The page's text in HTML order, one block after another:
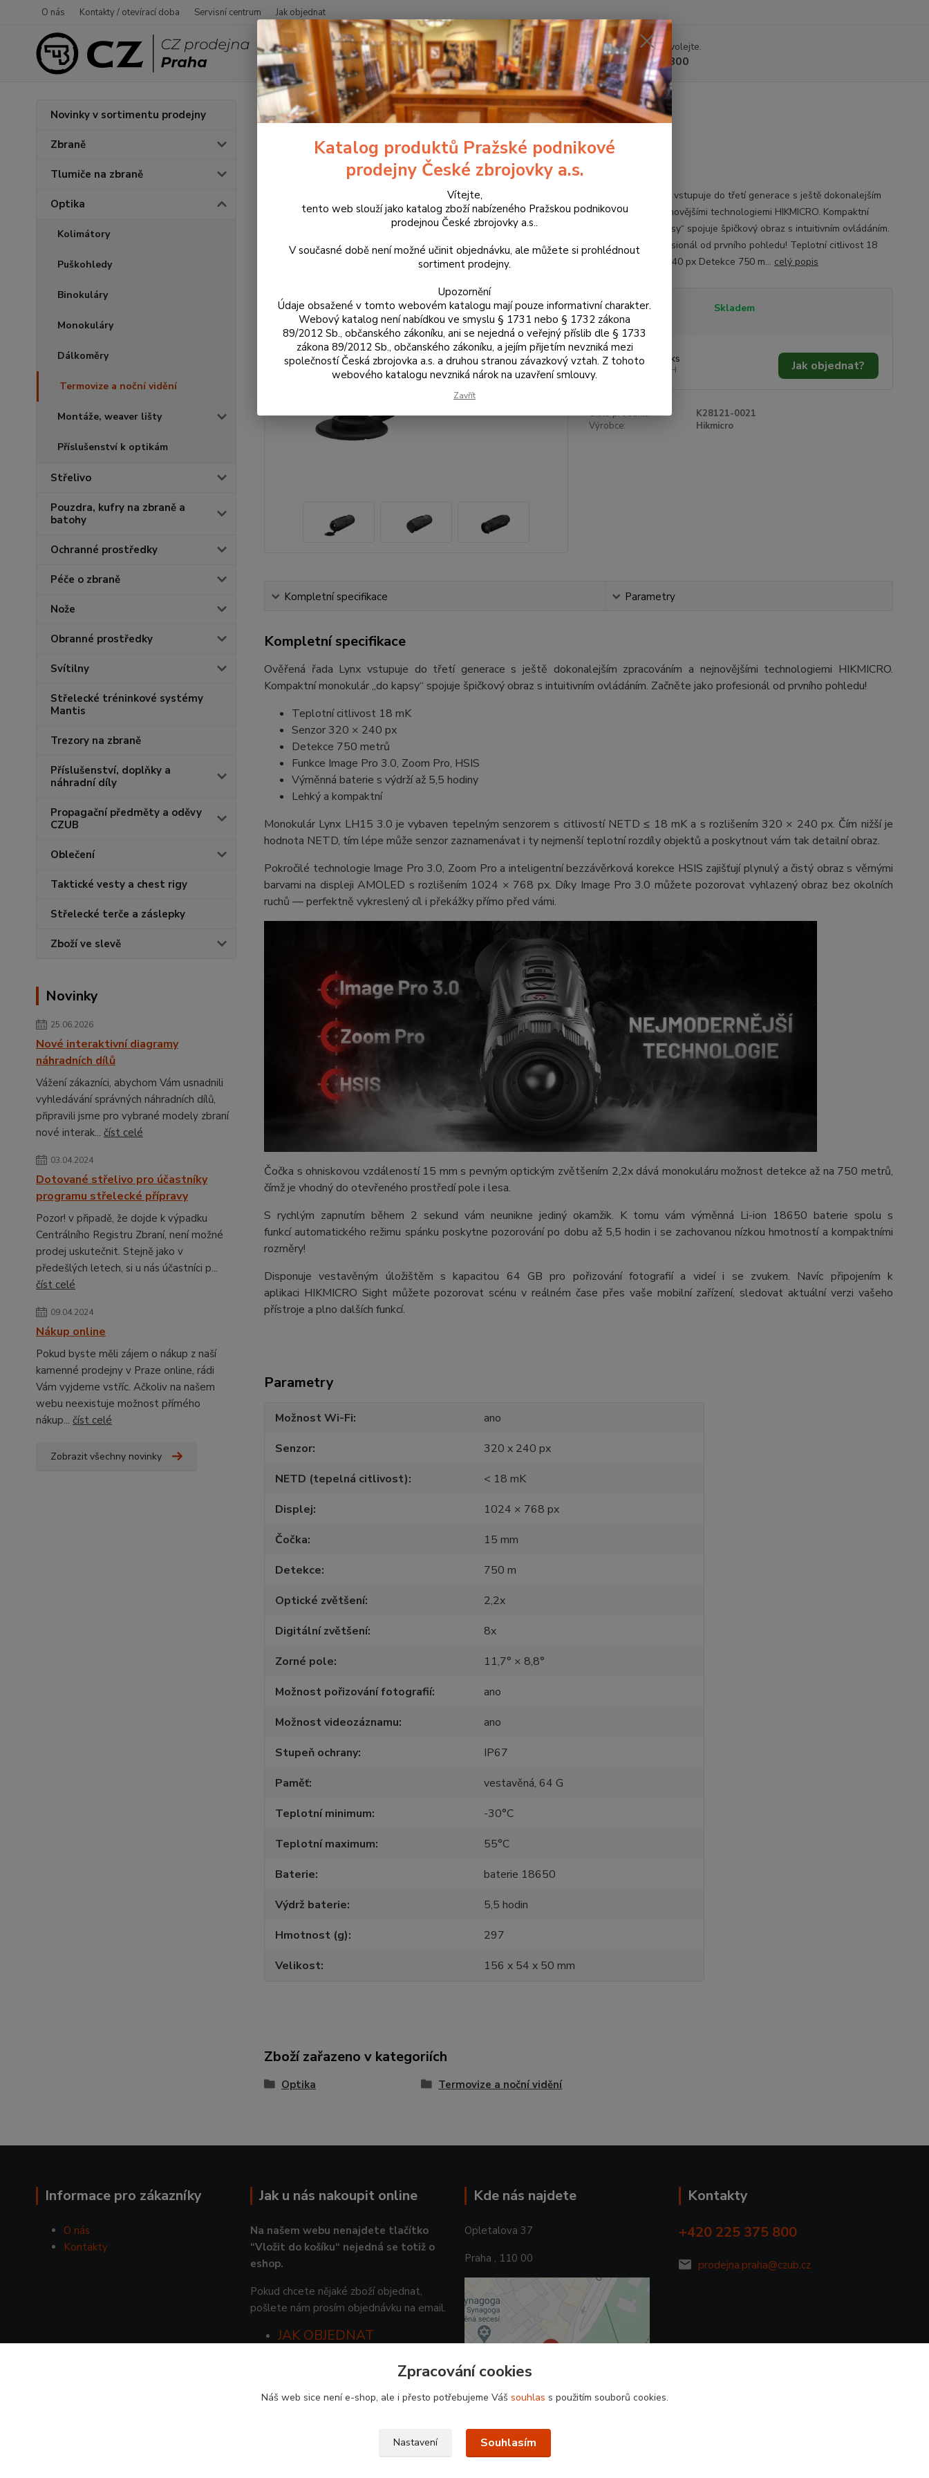
O nás Kontakty / otevírací doba Servisní centrum Jak objednat
Hledat Nevíte si rady? Zavolejte.
+420 225 375 800
Novinky v sortimentu prodejny
Zbraně
Tlumiče na zbraně
Optika
Kolimátory
Puškohledy
Binokuláry
Monokuláry
Dálkoměry
Termovize a noční vidění
Montáže, weaver lišty
Příslušenství k optikám
Střelivo
Pouzdra, kufry na zbraně a
batohy
Ochranné prostředky
Péče o zbraně
Nože
Obranné prostředky
Svítilny
Střelecké tréninkové systémy
Mantis
Trezory na zbraně
Příslušenství, doplňky a
náhradní díly
Propagační předměty a oděvy
CZUB
Oblečení
Taktické vesty a chest rigy
Střelecké terče a záslepky
Zboží ve slevě
Novinky
25.06.2026
Nové interaktivní diagramy
náhradních dílů
Vážení zákazníci, abychom Vám usnadnili
vyhledávání správných náhradních dílů,
připravili jsme pro vybrané modely zbraní
nové interak... číst celé
03.04.2024
Dotované střelivo pro účastníky
programu střelecké přípravy
Pozor! v připadě, že dojde k výpadku
Centrálního Registru Zbraní, není možné
prodej uskutečnit. Stejně jako v
předešlých letech, si u nás účastníci p...
číst celé
09.04.2024
Nákup online
Pokud byste měli zájem o nákup z naší
kamenné prodejny v Praze online, rádi
Vám vyjdeme vstříc. Ačkoliv na našem
webu neexistuje možnost přímého
nákup... číst celé
Zobrazit všechny novinky
Úvod Optika Termovize a noční vidění HikMicro LYNX LH15 3.0
HikMicro LYNX LH15 3.0
Ověřená řada Lynx vstupuje do třetí generace s ještě dokonalejším
zpracováním a nejnovějšími technologiemi HIKMICRO. Kompaktní
monokulár „do kapsy“ spojuje špičkový obraz s intuitivním ovládáním.
Začněte jako profesionál od prvního pohledu! Teplotní citlivost 18
mK Senzor 320 × 240 px Detekce 750 m... celý popis
Dostupnost Skladem
22 475 Kč ks
bez DPH Jak objednat?
Číslo produktu:
K28121-0021
Výrobce:
Hikmicro
Kompletní specifikace Parametry
Kompletní specifikace
Ověřená řada Lynx vstupuje do třetí generace s ještě dokonalejším zpracováním a nejnovějšími technologiemi HIKMICRO.
Kompaktní monokulár „do kapsy“ spojuje špičkový obraz s intuitivním ovládáním. Začněte jako profesionál od prvního pohledu!
Teplotní citlivost 18 mK
Senzor 320 × 240 px
Detekce 750 metrů
Funkce Image Pro 3.0, Zoom Pro, HSIS
Výměnná baterie s výdrží až 5,5 hodiny
Lehký a kompaktní
Monokulár Lynx LH15 3.0 je vybaven tepelným senzorem s citlivostí NETD ≤ 18 mK a s rozlišením 320 × 240 px. Čím nižší je
hodnota NETD, tím lépe může senzor zaznamenávat i ty nejmenší teplotní rozdíly objektů a poskytnout vám tak detailní obraz.
Pokročilé technologie Image Pro 3.0, Zoom Pro a inteligentní bezzávěrková korekce HSIS zajišťují plynulý a čistý obraz s věrnými
barvami na displeji AMOLED s rozlišením 1024 × 768 px. Díky Image Pro 3.0 můžete pozorovat vyhlazený obraz bez okolních
ruchů — perfektně vykreslený cíl i překážky přímo před vámi.
Čočka s ohniskovou vzdáleností 15 mm s pevným optickým zvětšením 2,2x dává monokuláru možnost detekce až na 750 metrů,
čímž je vhodný do otevřeného prostředí pole i lesa.
S rychlým zapnutím během 2 sekund vám neunikne jediný okamžik. K tomu vám výměnná Li-ion 18650 baterie spolu s
funkcí automatického režimu spánku poskytne pozorování po dobu až 5,5 hodin i se zachovanou nízkou hmotností a kompaktními
rozměry!
Disponuje vestavěným úložištěm s kapacitou 64 GB pro pořizování fotografií a videí i se zvukem. Navíc připojením k
aplikaci HIKMICRO Sight můžete pozorovat scénu v reálném čase přes vaše mobilní zařízení, sledovat aktuální verzi vašeho
přístroje a plno dalších funkcí.
Parametry
Možnost Wi-Fi
ano
Senzor
320 x 240 px
NETD (tepelná citlivost)
< 18 mK
Displej
1024 × 768 px
Čočka
15 mm
Detekce
750 m
Optické zvětšení
2,2x
Digitální zvětšení
8x
Zorné pole
11,7° × 8,8°
Možnost pořizování fotografií
ano
Možnost videozáznamu
ano
Stupeň ochrany
IP67
Paměť
vestavěná, 64 G
Teplotní minimum
-30°C
Teplotní maximum
55°C
Baterie
baterie 18650
Výdrž baterie
5,5 hodin
Hmotnost (g)
297
Velikost
156 x 54 x 50 mm
Zboží zařazeno v kategoriích
Optika Termovize a noční vidění
Informace pro zákazníky
O nás
Kontakty
Jak u nás nakoupit online
Na našem webu nenajdete tlačítko
“Vložit do košíku“ nejedná se totiž o
eshop.
Pokud chcete nějaké zboží objednat,
pošlete nám prosím objednávku na email.
JAK OBJEDNAT
Kde nás najdete
Opletalova 37
Praha , 110 00
Kontakty
+420 225 375 800
prodejna.praha@czub.cz
Katalog produktů Pražské podnikové
prodejny České zbrojovky a.s.
Vítejte,
tento web slouží jako katalog zboží nabízeného Pražskou podnikovou
prodejnou České zbrojovky a.s..
V současné době není možné učinit objednávku, ale můžete si prohlédnout
sortiment prodejny.
Upozornění
Údaje obsažené v tomto webovém katalogu mají pouze informativní charakter.
Webový katalog není nabídkou ve smyslu § 1731 nebo § 1732 zákona
89/2012 Sb., občanského zákoníku, ani se nejedná o veřejný příslib dle § 1733
zákona 89/2012 Sb., občanského zákoníku, a jejím přijetím nevzniká mezi
společností Česká zbrojovka a.s. a druhou stranou závazkový vztah. Z tohoto
webového katalogu nevzniká nárok na uzavření smlouvy.
Zavřít
Zpracování cookies
Náš web sice není e-shop, ale i přesto potřebujeme Váš souhlas s použitím souborů cookies.
Nastavení Souhlasím